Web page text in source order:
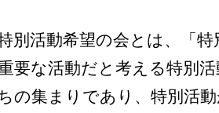
別活動希望の会とは、「特
要な活動だと考える特別
の集まりであり、特別活